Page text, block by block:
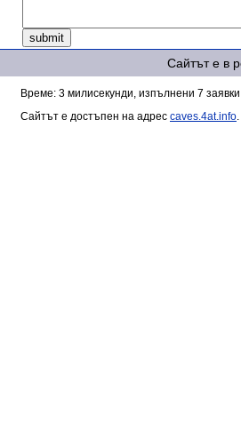
Сайтът е в
Време: 3 милисекунди, изпълнени 7
Сайтът е достъпен на адрес caves.4at.info.